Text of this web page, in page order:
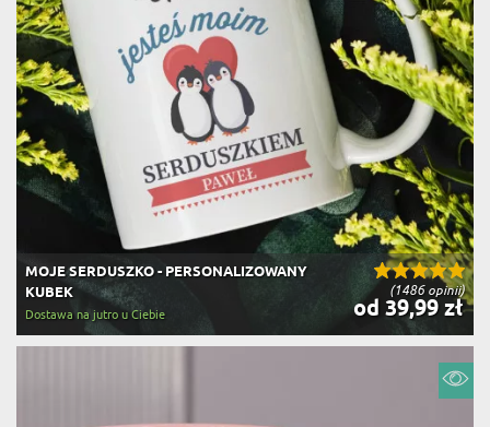
(1486 opinii)
MOJE SERDUSZKO - PERSONALIZOWANY
KUBEK
od 39,99 zł
Dostawa na jutro u Ciebie